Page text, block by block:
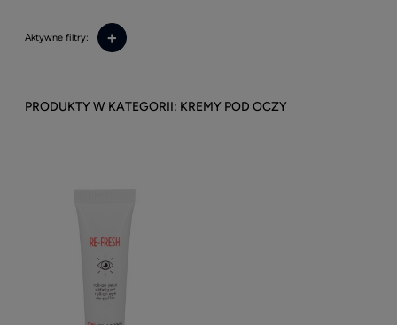
Aktywne filtry: +
KREMY POD OCZY